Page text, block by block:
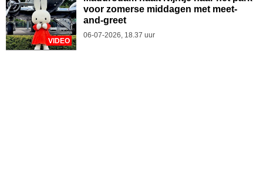
VIDEO
voor zomerse middagen met meet-
and-greet
06-07-2026, 18.37 uur